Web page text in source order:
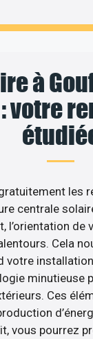
à
votre
les
centrale
l’orientation
Cela
votre
minutieuse
Ces
vous pourrez